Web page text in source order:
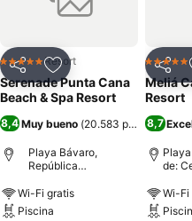
de la playa Cabeza de Toro.
CompartirAgregar a favoritos
5 EstrellasResort
Serenade Punta Cana
Beach & Spa Resort
8,4Muy bueno (20.583 puntuaciones)
Playa Bávaro,
República
Wi-Fi gratis
Piscina
5
Meliá
Resort
8,7
de:
Wi-Fi